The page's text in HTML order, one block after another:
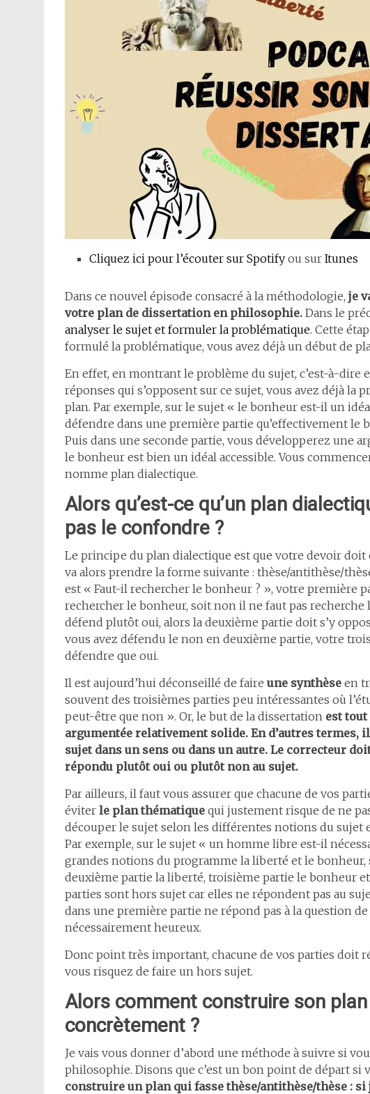
Cliquez ici pour l’écouter sur Spotify ou sur Itunes
Dans ce nouvel épisode consacré à la méthodologie, je
votre plan de dissertation en philosophie. Dans le
analyser le sujet et formuler la problématique. Cette
formulé la problématique, vous avez déjà un début de
En effet, en montrant le problème du sujet, c’est-à-dire
réponses qui s’opposent sur ce sujet, vous avez déjà la
plan. Par exemple, sur le sujet « le bonheur est-il un
défendre dans une première partie qu’effectivement le
Puis dans une seconde partie, vous développerez une
le bonheur est bien un idéal accessible. Vous
nomme plan dialectique.
Alors qu’est-ce qu’un plan
pas le confondre ?
Le principe du plan dialectique est que votre devoir
va alors prendre la forme suivante : thèse/antithèse/
est « Faut-il rechercher le bonheur ? », votre première
rechercher le bonheur, soit non il ne faut pas
défend plutôt oui, alors la deuxième partie doit s’y
vous avez défendu le non en deuxième partie, votre
défendre que oui.
Il est aujourd’hui déconseillé de faire une synthèse en
souvent des troisièmes parties peu intéressantes où
peut-être que non ». Or, le but de la dissertation est tout
argumentée relativement solide. En d’autres
sujet dans un sens ou dans un autre. Le correcteur
répondu plutôt oui ou plutôt non au sujet.
Par ailleurs, il faut vous assurer que chacune de vos
éviter le plan thématique qui justement risque de ne
découper le sujet selon les différentes notions du sujet
Par exemple, sur le sujet « un homme libre est-il
grandes notions du programme la liberté et le bonheur,
deuxième partie la liberté, troisième partie le bonheur
parties sont hors sujet car elles ne répondent pas au
dans une première partie ne répond pas à la question
nécessairement heureux.
Donc point très important, chacune de vos parties doit
vous risquez de faire un hors sujet.
Alors comment construire son
concrètement ?
Je vais vous donner d’abord une méthode à suivre si
philosophie. Disons que c’est un bon point de départ si
construire un plan qui fasse thèse/antithèse/thèse :